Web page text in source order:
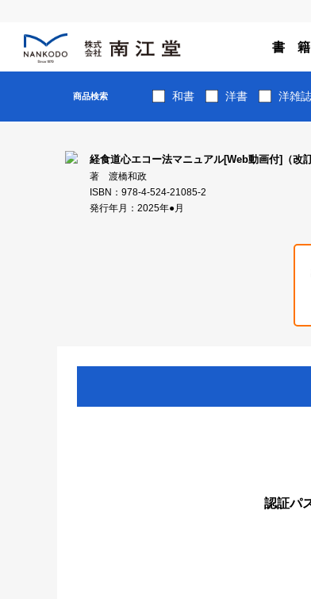
書 籍
商品検索 和書 洋書 洋雑誌
経食道心エコー法マニュアル[Web動画付]（改訂
著 渡橋和政
ISBN：978-4-524-21085-2
発行年月：2025年●月
認証パ